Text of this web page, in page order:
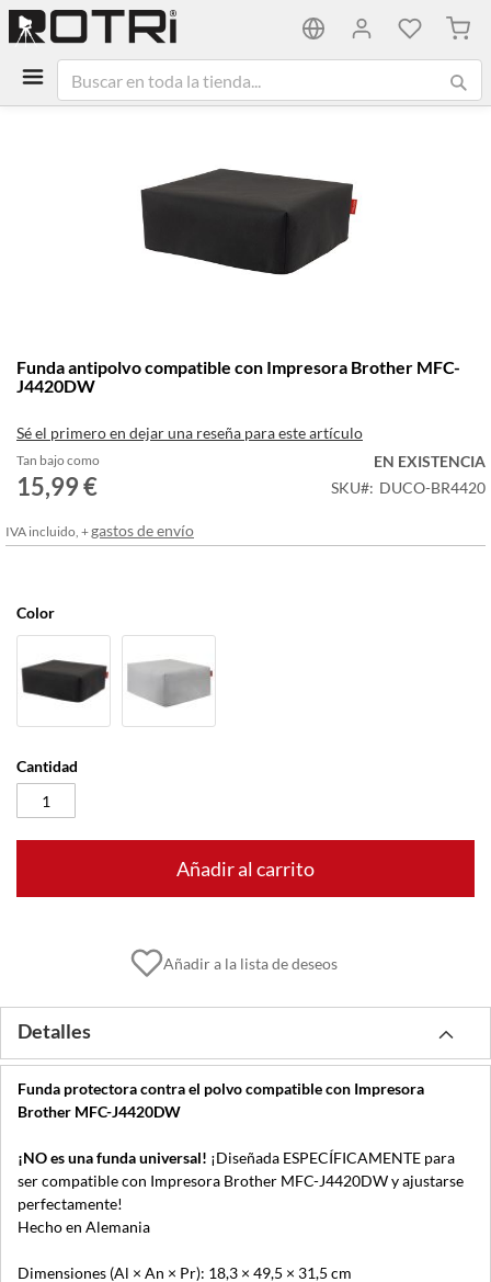
Mi
al
comienzo
la
galería
de
Funda antipolvo compatible con Impresora Brother MFC-
J4420DW
Sé el primero en dejar una reseña para este artículo
Tan bajo como
15,99 €
EN EXISTENCIA
SKU
DUCO-BR4420
IVA incluido, +gastos de envío
Color
Cantidad
Añadir al carrito
Añadir a la lista de deseos
Detalles
Funda protectora contra el polvo compatible con Impresora
Brother MFC-J4420DW
¡NO es una funda universal! ¡Diseñada ESPECÍFICAMENTE para
ser compatible con Impresora Brother MFC-J4420DW y ajustarse
perfectamente!
Hecho en Alemania
Dimensiones (Al × An × Pr): 18,3 × 49,5 × 31,5 cm